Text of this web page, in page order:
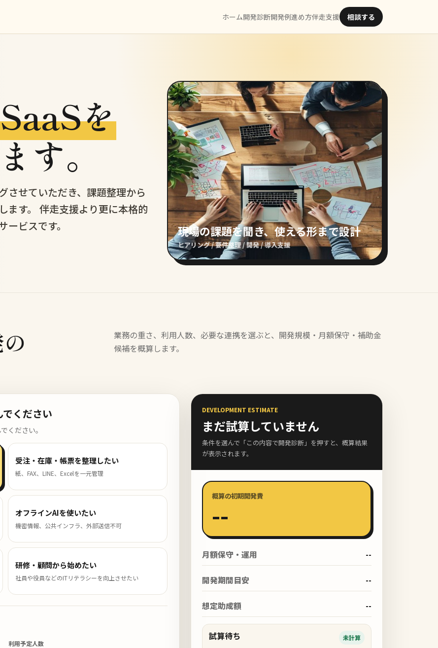
ホーム開発診断開発例進め方伴走支援 相談する
SaaSを
す。
させていただき、課題整理から
ます。 伴走支援より更に本格的
ビスです。
現場の課題を聞き、使える形まで設計
ヒアリング / 要件整理 / 開発 / 導入支援
業務の重さ、利用人数、必要な連携を選ぶと、開発規模・月額保守・補助金
候補を概算します。
でください
ください。
受注・在庫・帳票を整理したい
紙、FAX、LINE、Excelを一元管理
オフラインAIを使いたい
機密情報、公共インフラ、外部送信不可
研修・顧問から始めたい
社員や役員などのITリテラシーを向上させたい
利用予定人数
DEVELOPMENT ESTIMATE
まだ試算していません
条件を選んで「この内容で開発診断」を押すと、概算結果
が表示されます。
概算の初期開発費
--
月額保守・運用 --
開発期間目安 --
想定助成額 --
試算待ち
未計算